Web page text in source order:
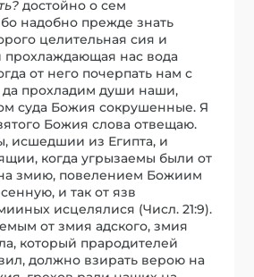
достойно о сем
надобно прежде знать
целительная сия и
нас вода
от него почерпать нам с
да прохладим души наши,
суда Божия сокрушенные. Я
Божия слова отвещаю.
исшедшии из Египта, и
когда угрызаемы были от
змию, повелением Божиим
и так от язв
исцелялися (Числ. 21:9).
от змия адского, змия
который прародителей
должно взирать верою на